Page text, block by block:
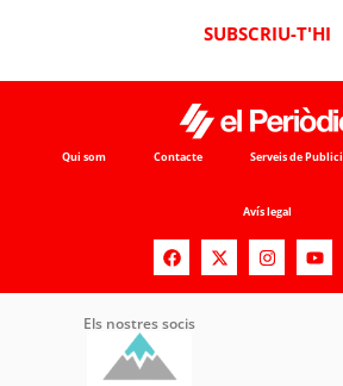
SUBSCRIU-T'HI
Qui som Contacte Serveis de
Avís legal
Els nostres socis